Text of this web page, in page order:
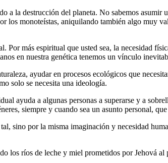
a la destrucción del planeta. No sabemos
los monoteístas, aniquilando también algo muy
más espiritual que usted sea, la necesidad
en nuestra genética tenemos un vínculo
ayudar en procesos ecológicos que
solo se necesita una ideología.
ayuda a algunas personas a superarse y a
siempre y cuando sea un asunto personal,
sino por la misma imaginación y necesidad
los ríos de leche y miel prometidos por Jehová